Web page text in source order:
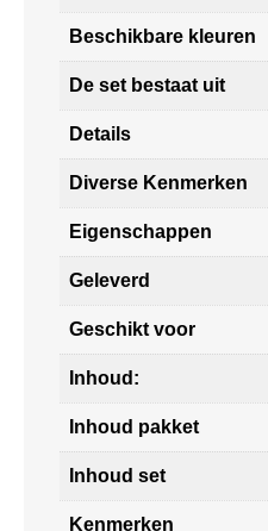
Beschikbare kleuren
De set bestaat uit
Details
Diverse Kenmerken
Eigenschappen
Geleverd
Geschikt voor
Inhoud:
Inhoud pakket
Inhoud set
Kenmerken